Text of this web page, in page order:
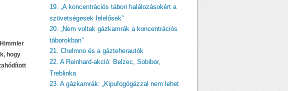
hogy
19. „A koncentrációs tábori halálozásokért a
szövetségesek felelősek”
20. „Nem voltak gázkamrák a koncentrációs
táborokban”
21. Chelmno és a gázteherautók
22. A Reinhard-akció: Belzec, Sobibor,
Treblinka
23. A gázkamrák: „Kipufogógázzal nem lehet